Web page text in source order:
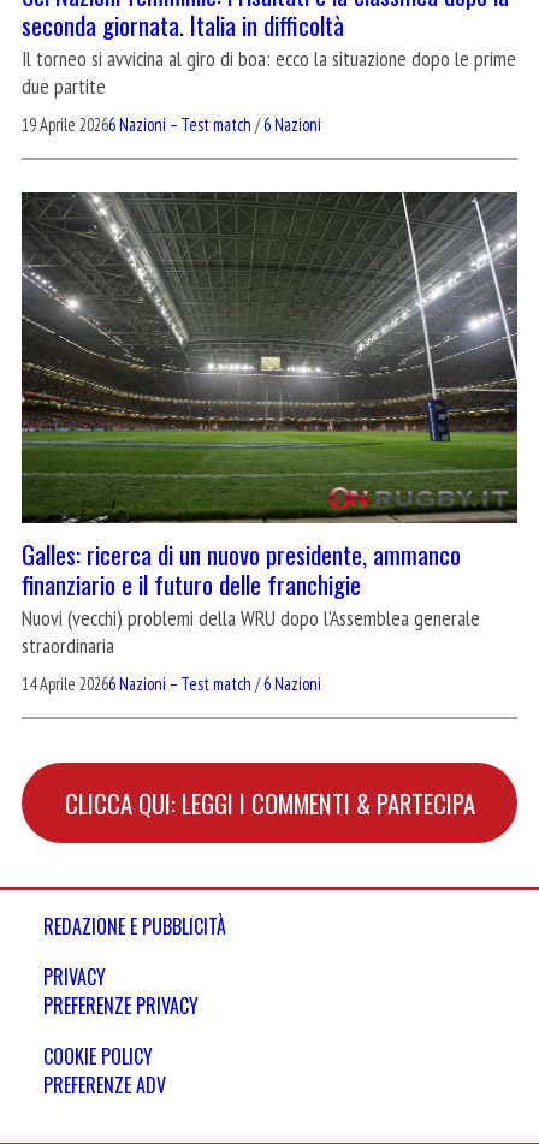
seconda giornata. Italia in difficoltà
Il torneo si avvicina al giro di boa: ecco la situazione dopo le prime
due partite
19 Aprile 20266 Nazioni – Test match /6 Nazioni
Galles: ricerca di un nuovo presidente, ammanco
finanziario e il futuro delle franchigie
Nuovi (vecchi) problemi della WRU dopo l'Assemblea generale
straordinaria
14 Aprile 20266 Nazioni – Test match /6 Nazioni
CLICCA QUI: LEGGI I COMMENTI & PARTECIPA
REDAZIONE E PUBBLICITÀ
PRIVACY
PREFERENZE PRIVACY
COOKIE POLICY
PREFERENZE ADV